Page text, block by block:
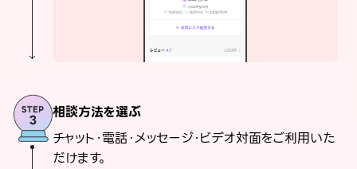
相談方法を選ぶ
チャット・電話・メッセージ・ビデオ対面をご利用いた
だけます。